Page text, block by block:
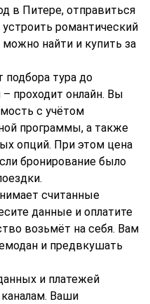
в Питере, отправиться
романтический
найти и купить за
подбора тура до
проходит онлайн. Вы
с учётом
программы, а также
опций. При этом цена
бронирование было
считанные
данные и оплатите
возьмёт на себя. Вам
и предвкушать
и платежей
Ваши